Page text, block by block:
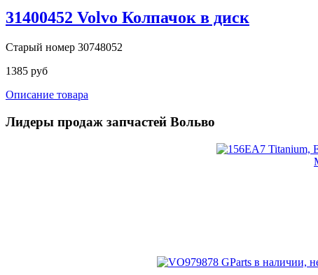
31400452 Volvo Колпачок в диск
Старый номер 30748052
1385 руб
Описание товара
Лидеры продаж запчастей Вольво